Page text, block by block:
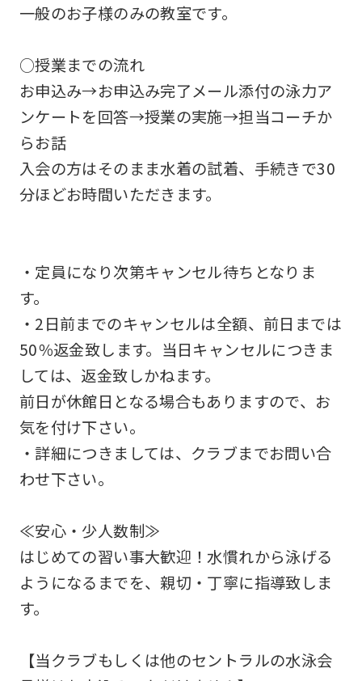
一般のお子様のみの教室です。
○授業までの流れ
お申込み→お申込み完了メール添付の泳力ア
ンケートを回答→授業の実施→担当コーチか
らお話
入会の方はそのまま水着の試着、手続きで30
分ほどお時間いただきます。
・定員になり次第キャンセル待ちとなりま
す。
・2日前までのキャンセルは全額、前日までは
50％返金致します。当日キャンセルにつきま
しては、返金致しかねます。
前日が休館日となる場合もありますので、お
気を付け下さい。
・詳細につきましては、クラブまでお問い合
わせ下さい。
≪安心・少人数制≫
はじめての習い事大歓迎！水慣れから泳げる
ようになるまでを、親切・丁寧に指導致しま
す。
【当クラブもしくは他のセントラルの水泳会
translated
it
may
be
an
The
may
differ
from
the
content.
you
fully
before